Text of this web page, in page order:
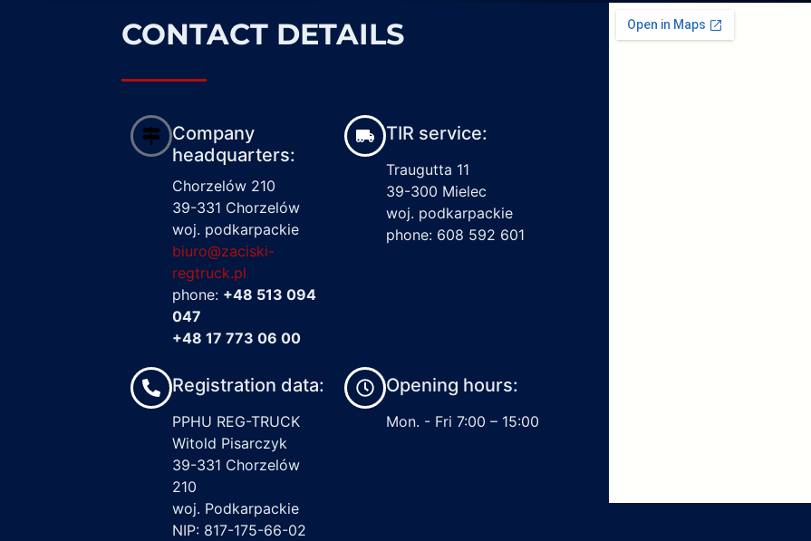
CONTACT DETAILS
Company
headquarters:
Chorzelów 210
39-331 Chorzelów
woj. podkarpackie
biuro@zaciski-
regtruck.pl
phone: +48 513 094
047
+48 17 773 06 00
TIR service:
Traugutta 11
39-300 Mielec
woj. podkarpackie
phone: 608 592 601
Registration data:
PPHU REG-TRUCK
Witold Pisarczyk
39-331 Chorzelów
210
woj. Podkarpackie
NIP: 817-175-66-02
Opening hours:
Mon. - Fri 7:00 – 15:00